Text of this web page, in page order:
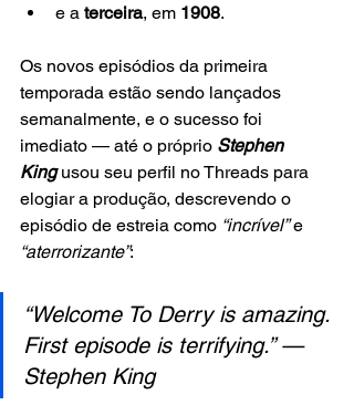
e a terceira, em 1908.
Os novos episódios da primeira
temporada estão sendo lançados
semanalmente, e o sucesso foi
imediato — até o próprio Stephen
King usou seu perfil no Threads para
elogiar a produção, descrevendo o
episódio de estreia como “incrível” e
“aterrorizante”:
“Welcome To Derry is amazing.
First episode is terrifying.” —
Stephen King